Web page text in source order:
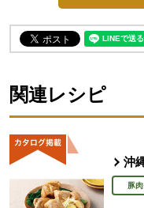
関連レシピ
沖
豚肉